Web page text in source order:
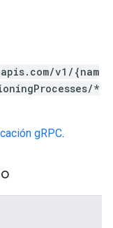
v1/{nam
*
gRPC.